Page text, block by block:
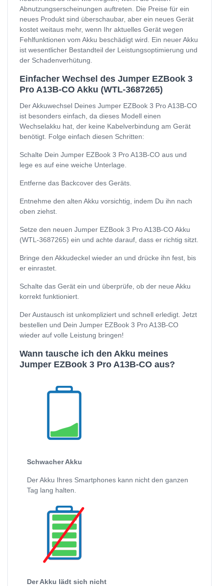
Abnutzungserscheinungen auftreten. Die Preise für ein
neues Produkt sind überschaubar, aber ein neues Gerät
kostet weitaus mehr, wenn Ihr aktuelles Gerät wegen
Fehlfunktionen vom Akku beschädigt wird. Ein neuer Akku
ist wesentlicher Bestandteil der Leistungsoptimierung und
der Schadenverhütung.
Einfacher Wechsel des Jumper EZBook 3
Pro A13B-CO Akku (WTL-3687265)
Der Akkuwechsel Deines Jumper EZBook 3 Pro A13B-CO
ist besonders einfach, da dieses Modell einen
Wechselakku hat, der keine Kabelverbindung am Gerät
benötigt. Folge einfach diesen Schritten:
Schalte Dein Jumper EZBook 3 Pro A13B-CO aus und
lege es auf eine weiche Unterlage.
Entferne das Backcover des Geräts.
Entnehme den alten Akku vorsichtig, indem Du ihn nach
oben ziehst.
Setze den neuen Jumper EZBook 3 Pro A13B-CO Akku
(WTL-3687265) ein und achte darauf, dass er richtig sitzt.
Bringe den Akkudeckel wieder an und drücke ihn fest, bis
er einrastet.
Schalte das Gerät ein und überprüfe, ob der neue Akku
korrekt funktioniert.
Der Austausch ist unkompliziert und schnell erledigt. Jetzt
bestellen und Dein Jumper EZBook 3 Pro A13B-CO
wieder auf volle Leistung bringen!
Wann tausche ich den Akku meines
Jumper EZBook 3 Pro A13B-CO aus?
Schwacher Akku
Der Akku Ihres Smartphones kann nicht den ganzen
Tag lang halten.
Der Akku lädt sich nicht